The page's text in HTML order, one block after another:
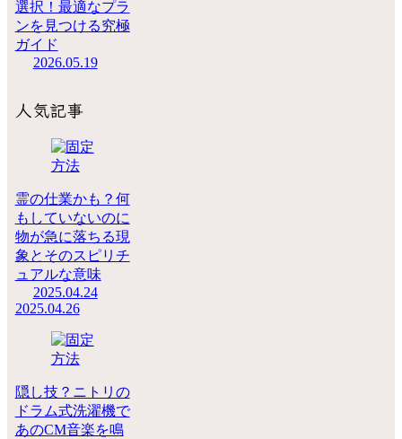
選択！最適なプラ
ンを見つける究極
ガイド
2026.05.19
人気記事
霊の仕業かも？何
もしていないのに
物が急に落ちる現
象とそのスピリチ
ュアルな意味
2025.04.24
2025.04.26
隠し技？ニトリの
ドラム式洗濯機で
あのCM音楽を鳴